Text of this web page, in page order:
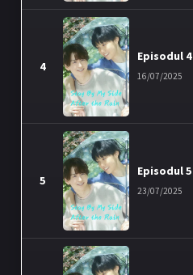
4
Episodul 4
16/07/2025
5
Episodul 5
23/07/2025